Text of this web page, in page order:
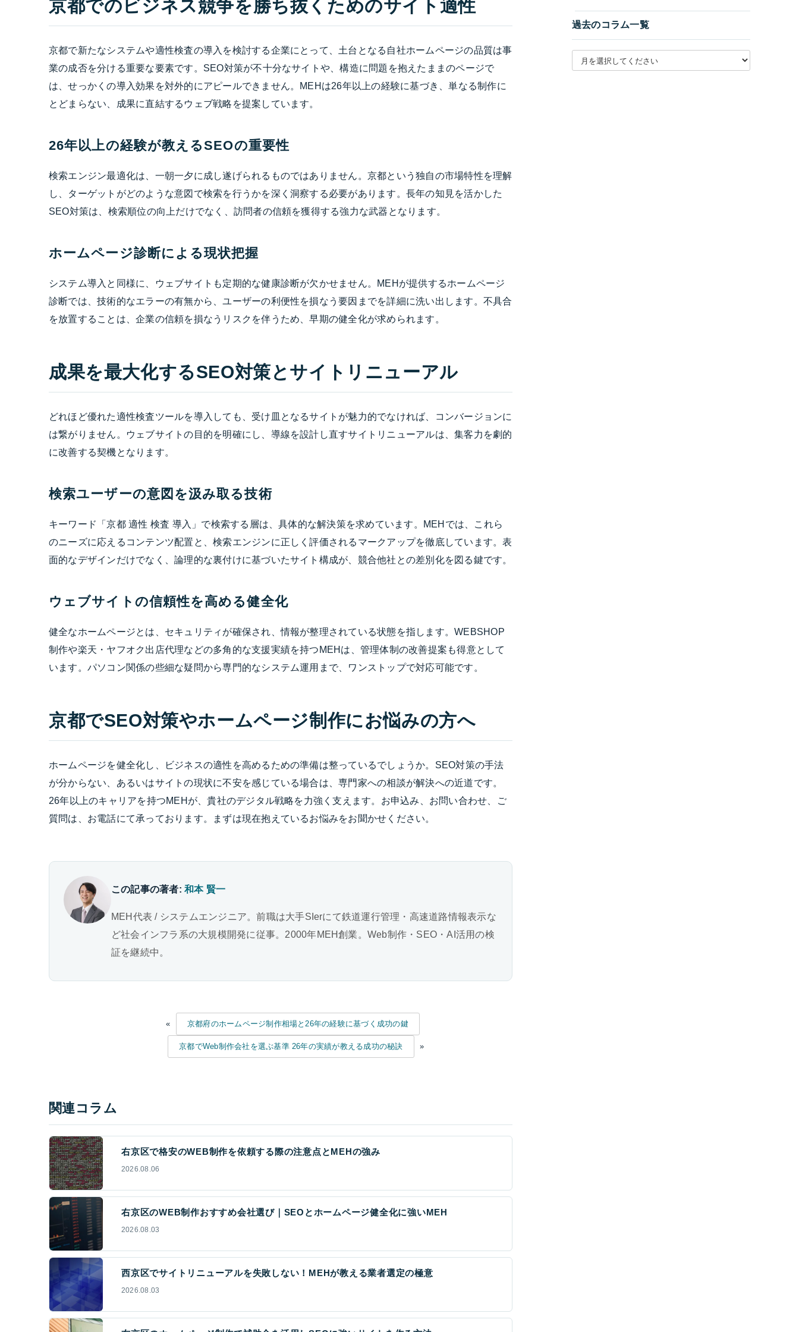
京都でのビジネス競争を勝ち抜くためのサイト適性
京都で新たなシステムや適性検査の導入を検討する企業にとって、土台となる自社ホームページの品質は事
業の成否を分ける重要な要素です。SEO対策が不十分なサイトや、構造に問題を抱えたままのページで
は、せっかくの導入効果を対外的にアピールできません。MEHは26年以上の経験に基づき、単なる制作に
とどまらない、成果に直結するウェブ戦略を提案しています。
26年以上の経験が教えるSEOの重要性
検索エンジン最適化は、一朝一夕に成し遂げられるものではありません。京都という独自の市場特性を理解
し、ターゲットがどのような意図で検索を行うかを深く洞察する必要があります。長年の知見を活かした
SEO対策は、検索順位の向上だけでなく、訪問者の信頼を獲得する強力な武器となります。
ホームページ診断による現状把握
システム導入と同様に、ウェブサイトも定期的な健康診断が欠かせません。MEHが提供するホームページ
診断では、技術的なエラーの有無から、ユーザーの利便性を損なう要因までを詳細に洗い出します。不具合
を放置することは、企業の信頼を損なうリスクを伴うため、早期の健全化が求められます。
成果を最大化するSEO対策とサイトリニューアル
どれほど優れた適性検査ツールを導入しても、受け皿となるサイトが魅力的でなければ、コンバージョンに
は繋がりません。ウェブサイトの目的を明確にし、導線を設計し直すサイトリニューアルは、集客力を劇的
に改善する契機となります。
検索ユーザーの意図を汲み取る技術
キーワード「京都 適性 検査 導入」で検索する層は、具体的な解決策を求めています。MEHでは、これら
のニーズに応えるコンテンツ配置と、検索エンジンに正しく評価されるマークアップを徹底しています。表
面的なデザインだけでなく、論理的な裏付けに基づいたサイト構成が、競合他社との差別化を図る鍵です。
ウェブサイトの信頼性を高める健全化
健全なホームページとは、セキュリティが確保され、情報が整理されている状態を指します。WEBSHOP
制作や楽天・ヤフオク出店代理などの多角的な支援実績を持つMEHは、管理体制の改善提案も得意として
います。パソコン関係の些細な疑問から専門的なシステム運用まで、ワンストップで対応可能です。
京都でSEO対策やホームページ制作にお悩みの方へ
ホームページを健全化し、ビジネスの適性を高めるための準備は整っているでしょうか。SEO対策の手法
が分からない、あるいはサイトの現状に不安を感じている場合は、専門家への相談が解決への近道です。
26年以上のキャリアを持つMEHが、貴社のデジタル戦略を力強く支えます。お申込み、お問い合わせ、ご
質問は、お電話にて承っております。まずは現在抱えているお悩みをお聞かせください。
この記事の著者:和本 賢一
MEH代表 / システムエンジニア。前職は大手SIerにて鉄道運行管理・高速道路情報表示な
ど社会インフラ系の大規模開発に従事。2000年MEH創業。Web制作・SEO・AI活用の検
証を継続中。
« 京都府のホームページ制作相場と26年の経験に基づく成功の鍵
京都でWeb制作会社を選ぶ基準 26年の実績が教える成功の秘訣 »
関連コラム
右京区で格安のWEB制作を依頼する際の注意点とMEHの強み
2026.08.06
右京区のWEB制作おすすめ会社選び｜SEOとホームページ健全化に強いMEH
2026.08.03
西京区でサイトリニューアルを失敗しない！MEHが教える業者選定の極意
2026.08.03
過去のコラム一覧
月別アーカイブを選択